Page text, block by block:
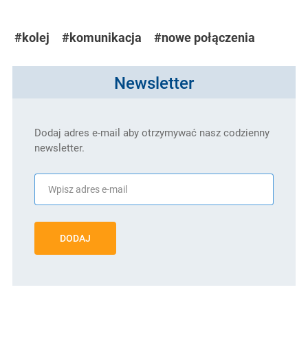
#kolej #komunikacja #nowe połączenia
Newsletter
Dodaj adres e-mail aby otrzymywać nasz codzienny
newsletter.
DODAJ